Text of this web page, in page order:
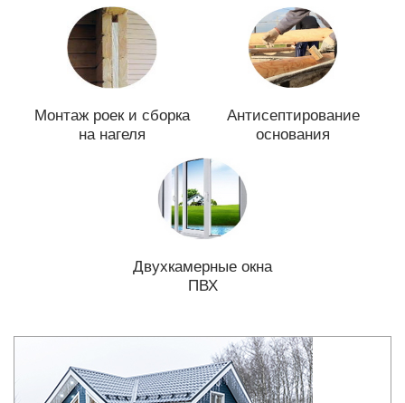
Монтаж роек и сборка
на нагеля
Антисептирование
основания
Двухкамерные окна
ПВХ